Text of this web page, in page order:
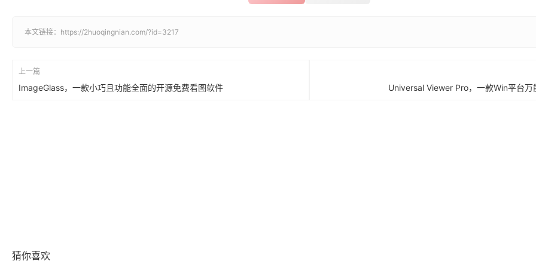
本文链接： https://2huoqingnian.com/?id=3217
上一篇
ImageGlass，一款小巧且功能全面的开源免费看图软件 Universal Viewer Pro，一款Win平台万
猜你喜欢